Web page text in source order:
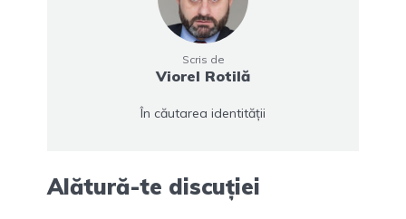
Scris de
Viorel Rotilă
În căutarea identității
Alătură-te discuției